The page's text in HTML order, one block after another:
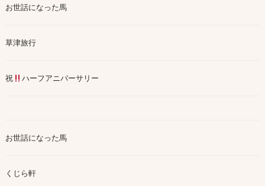
お世話になった馬
草津旅行
祝 ハーフアニバーサリー
お世話になった馬
くじら軒